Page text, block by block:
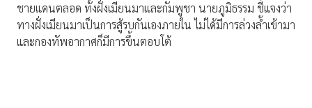
ชายแดนตลอด ทั้งฝั่งเมียนมาและกัมพูชา นายภูมิธรรม ชี้แจงว่า
ทางฝั่งเมียนมาเป็นการสู้รบกันเองภายใน ไม่ได้มีการล่วงล้ำเข้ามา
และกองทัพอากาศก็มีการขึ้นตอบโต้